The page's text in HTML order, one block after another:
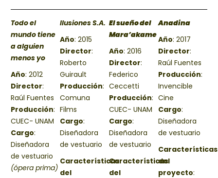
Todo el
mundo tiene
a alguien
menos yo
Año: 2012
Director:
Raúl Fuentes
Producción:
CUEC- UNAM
Cargo:
Diseñadora
de vestuario
(ópera prima)
Ilusiones S.A.
Año: 2015
Director:
Roberto
Guirault
Producción:
Comuna
Films
Cargo:
Diseñadora
de vestuario
Características
del
El sueño del
Mara’akame
Año: 2016
Director:
Federico
Ceccetti
Producción:
CUEC- UNAM
Cargo:
Diseñadora
de vestuario
Características
del
Anadina
Año: 2017
Director:
Raúl Fuentes
Producción:
Invencible
Cine
Cargo:
Diseñadora
de vestuario
Características
del
proyecto: